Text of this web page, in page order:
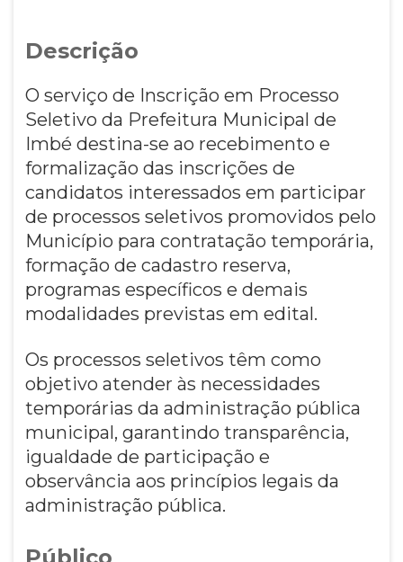
Descrição
O serviço de Inscrição em Processo
Seletivo da Prefeitura Municipal de
Imbé destina-se ao recebimento e
formalização das inscrições de
candidatos interessados em participar
de processos seletivos promovidos pelo
Município para contratação temporária,
formação de cadastro reserva,
programas específicos e demais
modalidades previstas em edital.
Os processos seletivos têm como
objetivo atender às necessidades
temporárias da administração pública
municipal, garantindo transparência,
igualdade de participação e
observância aos princípios legais da
administração pública.
Público